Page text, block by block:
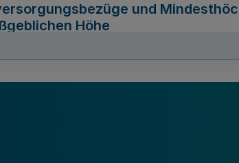
und
Höhe